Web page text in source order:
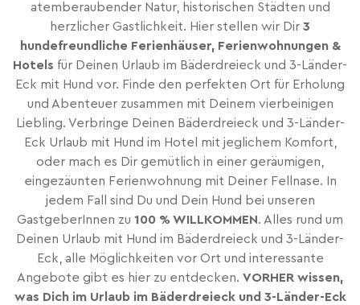
atemberaubender Natur, historischen Städten und
herzlicher Gastlichkeit. Hier stellen wir Dir 3
hundefreundliche Ferienhäuser, Ferienwohnungen &
Hotels für Deinen Urlaub im Bäderdreieck und 3-Länder-
Eck mit Hund vor. Finde den perfekten Ort für Erholung
und Abenteuer zusammen mit Deinem vierbeinigen
Liebling. Verbringe Deinen Bäderdreieck und 3-Länder-
Eck Urlaub mit Hund im Hotel mit jeglichem Komfort,
oder mach es Dir gemütlich in einer geräumigen,
eingezäunten Ferienwohnung mit Deiner Fellnase. In
jedem Fall sind Du und Dein Hund bei unseren
GastgeberInnen zu 100 % WILLKOMMEN. Alles rund um
Deinen Urlaub mit Hund im Bäderdreieck und 3-Länder-
Eck, alle Möglichkeiten vor Ort und interessante
Angebote gibt es hier zu entdecken. VORHER wissen,
was Dich im Urlaub im Bäderdreieck und 3-Länder-Eck